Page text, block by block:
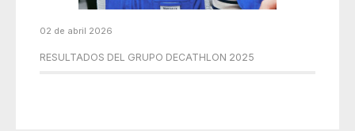
02 de abril 2026
RESULTADOS DEL GRUPO DECATHLON 2025